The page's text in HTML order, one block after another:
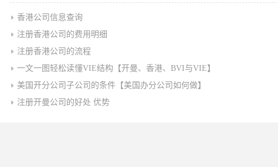
香港公司信息查询
注册香港公司的费用明细
注册香港公司的流程
一文一图轻松读懂VIE结构【开曼、香港、BVI与VIE】
美国开分公司子公司的条件【美国办分公司如何做】
注册开曼公司的好处 优势